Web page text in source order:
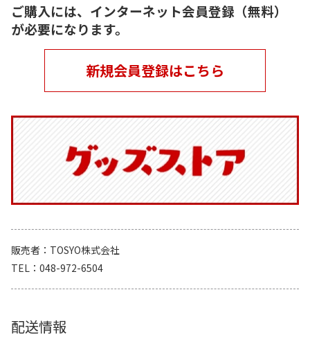
ご購入には、インターネット会員登録（無料）
が必要になります。
新規会員登録はこちら
販売者
TOSYO株式会社
TEL
048-972-6504
配送情報